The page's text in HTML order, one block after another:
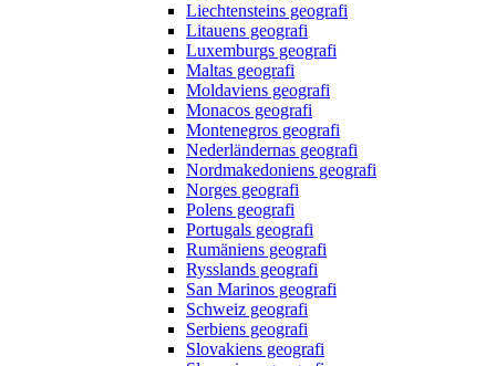
Liechtensteins geografi
Litauens geografi
Luxemburgs geografi
Maltas geografi
Moldaviens geografi
Monacos geografi
Montenegros geografi
Nederländernas geografi
Nordmakedoniens geografi
Norges geografi
Polens geografi
Portugals geografi
Rumäniens geografi
Rysslands geografi
San Marinos geografi
Schweiz geografi
Serbiens geografi
Slovakiens geografi